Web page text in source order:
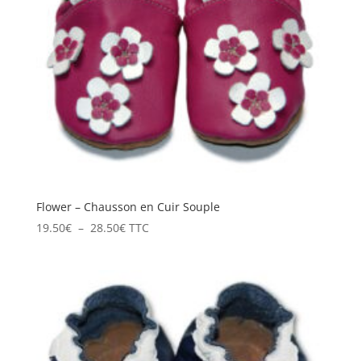
Flower – Chausson en Cuir Souple
19.50€ – 28.50€Plage
19.50€
à
28.50€
TTC